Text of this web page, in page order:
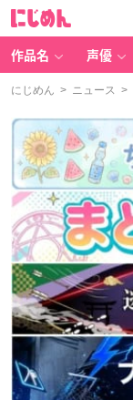
作品名 声優
にじめん > ニュース >